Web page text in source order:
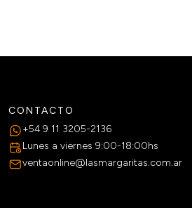
CONTACTO
+54 9 11 3205-2136
Lunes a viernes 9:00-18:00hs
ventaonline@lasmargaritas.com.ar